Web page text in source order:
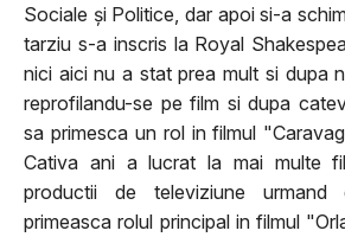
Sociale și Politice, dar apoi si-a
tarziu s-a inscris la Royal
nici aici nu a stat prea mult si dupa
reprofilandu-se pe film si dupa
sa primesca un rol in filmul
Cativa ani a lucrat la mai multe
productii de televiziune
primeasca rolul principal in filmul